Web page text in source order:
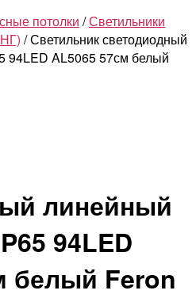
потолки /Светильники
/ Светильник светодиодный
94LED AL5065 57см белый
линейный
94LED
белый Feron